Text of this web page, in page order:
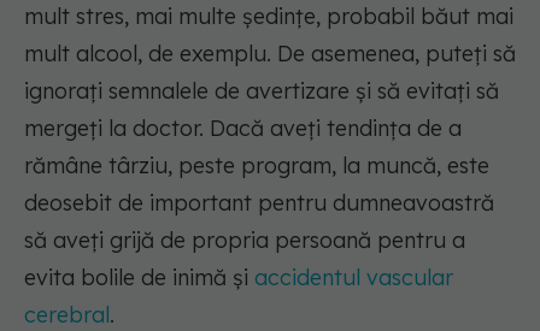
mult stres, mai multe ședințe, probabil băut mai
mult alcool, de exemplu. De asemenea, puteți să
ignorați semnalele de avertizare și să evitați să
mergeți la doctor. Dacă aveți tendința de a
rămâne târziu, peste program, la muncă, este
deosebit de important pentru dumneavoastră
să aveți grijă de propria persoană pentru a
evita bolile de inimă și accidentul vascular
cerebral.